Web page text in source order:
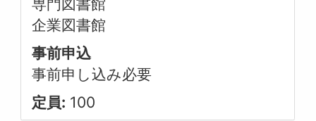
企業図書館
事前申込
事前申し込み必要
定員: 100